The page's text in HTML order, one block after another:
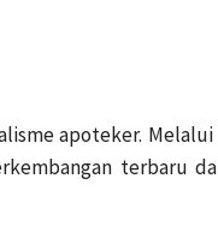
apoteker.
terbaru